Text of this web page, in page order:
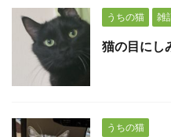
うちの猫 雑
猫の目にし
うちの猫